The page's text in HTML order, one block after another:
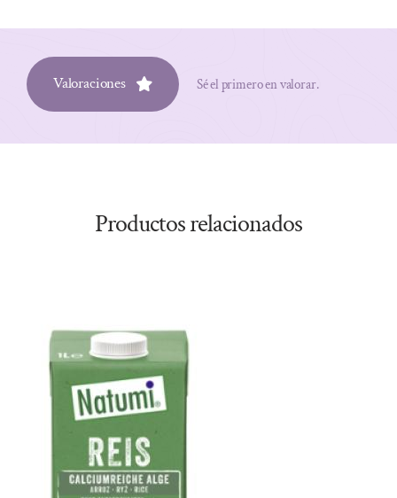
Valoraciones Sé el primero en valorar.
Productos relacionados